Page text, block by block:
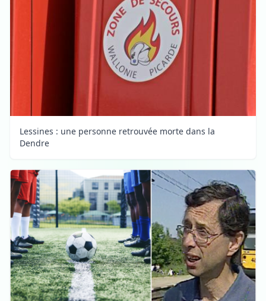
Lessines : une personne retrouvée morte dans la
Dendre